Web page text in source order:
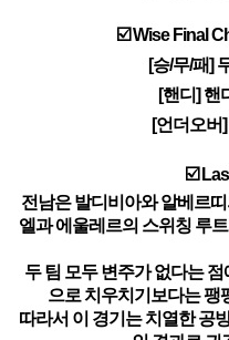
☑️ Wise Final
[승/무/패]
[핸디] 핸
[언더오버]
☑️
전남은 발디비아와 알베르
엘과 에울레르의 스위칭 루
두 팀 모두 변주가 없다는
으로 치우치기보다는 팽
따라서 이 경기는 치열한 공